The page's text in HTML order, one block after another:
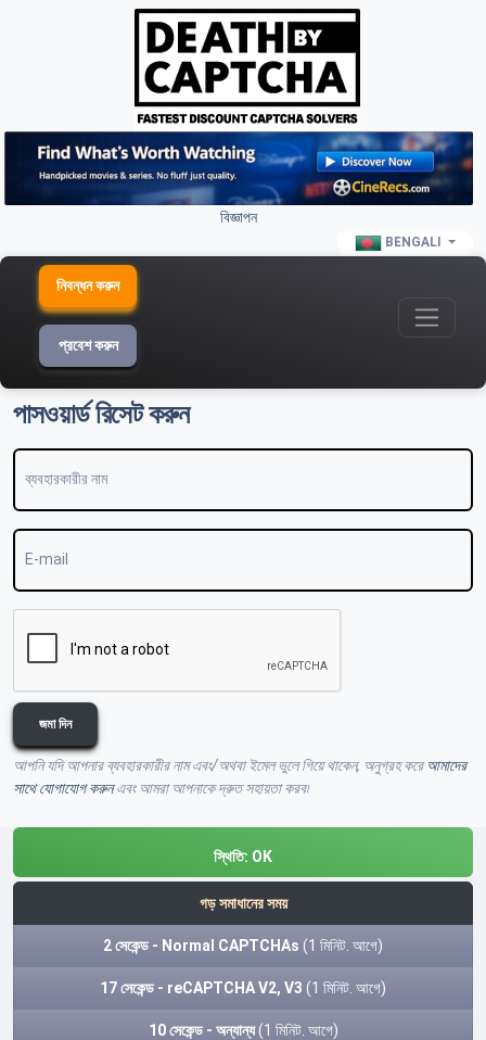
বিজ্ঞাপন
BENGALI
নিবন্ধন করুন
প্রবেশ করুন
পাসওয়ার্ড রিসেট করুন
ব্যবহারকারীর নাম
E-mail
জমা দিন
আপনি যদি আপনার ব্যবহারকারীর নাম এবং/অথবা ইমেল ভুলে গিয়ে থাকেন, অনুগ্রহ করেআমাদের
সাথে যোগাযোগ করুনএবং আমরা আপনাকে দ্রুত সহায়তা করব৷
স্থিতি: OK
গড় সমাধানের সময়
2 সেকেন্ড - Normal CAPTCHAs (1 মিনিট. আগে)
17 সেকেন্ড - reCAPTCHA V2, V3 (1 মিনিট. আগে)
10 সেকেন্ড - অন্যান্য(1 মিনিট. আগে)